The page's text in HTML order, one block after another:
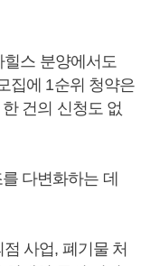
스 분양에서도
집에 1순위 청약은
건의 신청도 없
다변화하는 데
사업, 폐기물 처